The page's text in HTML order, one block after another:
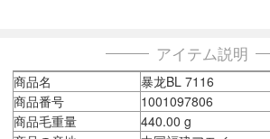
アイテム説明
商品名
暴龙BL 7116
商品番号
1001097806
商品毛重量
440.00 g